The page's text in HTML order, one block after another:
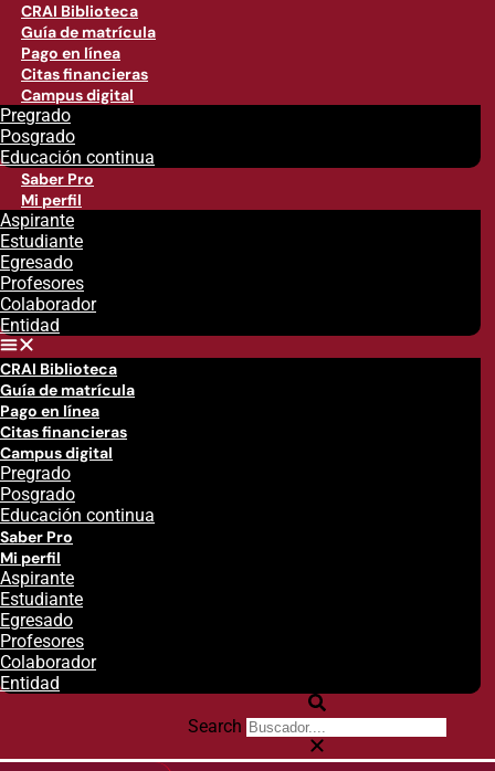
CRAI Biblioteca
Guía de matrícula
Pago en línea
Citas financieras
Campus digital
Pregrado
Posgrado
Educación continua
Saber Pro
Mi perfil
Aspirante
Estudiante
Egresado
Profesores
Colaborador
Entidad
CRAI Biblioteca
Guía de matrícula
Pago en línea
Citas financieras
Campus digital
Pregrado
Posgrado
Educación continua
Saber Pro
Mi perfil
Aspirante
Estudiante
Egresado
Profesores
Colaborador
Entidad
Search